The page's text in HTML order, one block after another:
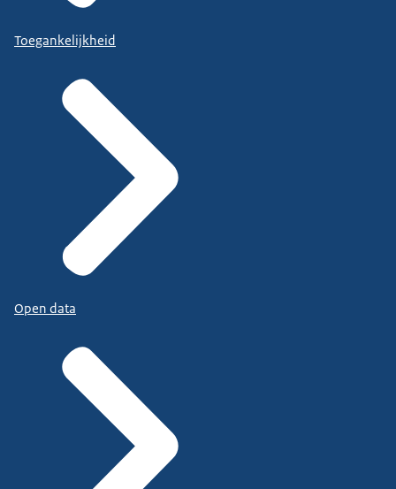
Toegankelijkheid
Open data